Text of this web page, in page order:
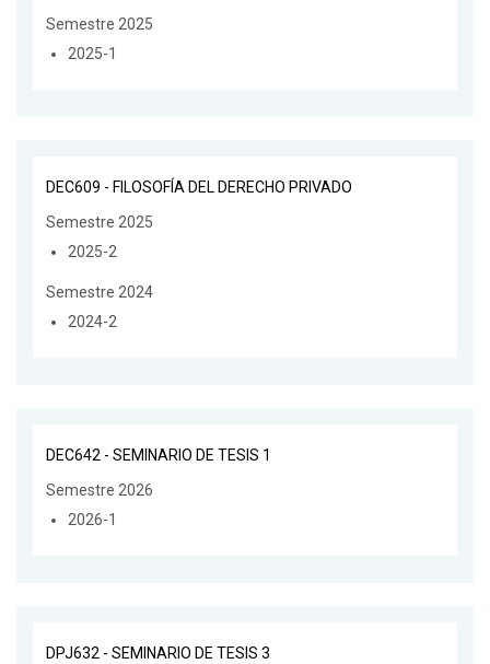
Semestre 2025
2025-1
DEC609 - FILOSOFÍA DEL DERECHO PRIVADO
Semestre 2025
2025-2
Semestre 2024
2024-2
DEC642 - SEMINARIO DE TESIS 1
Semestre 2026
2026-1
DPJ632 - SEMINARIO DE TESIS 3